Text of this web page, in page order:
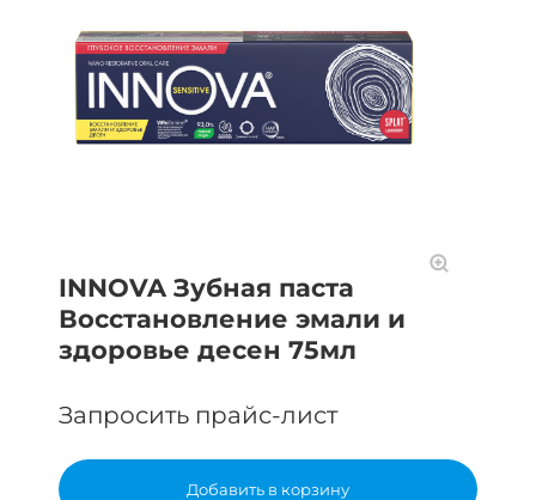
INNOVA Зубная паста
Восстановление эмали и
здоровье десен 75мл
Запросить прайс-лист
Добавить в корзину